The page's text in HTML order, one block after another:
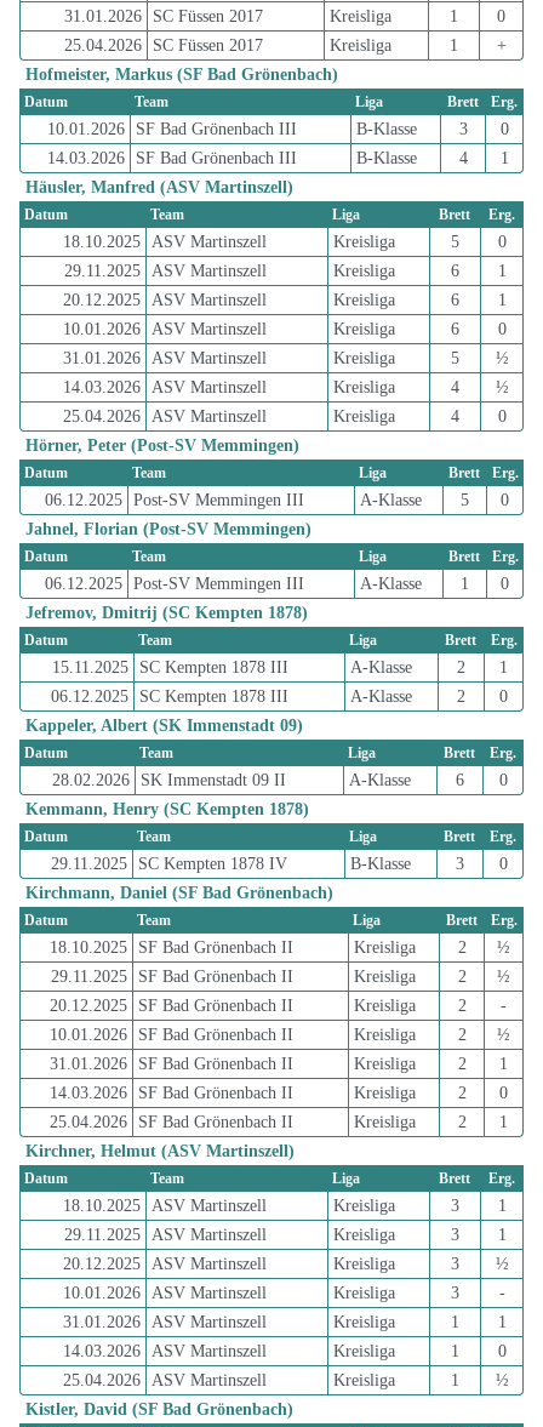
31.01.2026 SC Füssen 2017 Kreisliga 1
0
25.04.2026
SC Füssen 2017 Kreisliga 1
+
Hofmeister, Markus (SF Bad Grönenbach)
Datum Team Liga Brett Erg.
10.01.2026 SF Bad Grönenbach III B-Klasse 3
0
14.03.2026
SF Bad Grönenbach III B-Klasse 4
1
Häusler, Manfred (ASV Martinszell)
Datum Team Liga Brett Erg.
18.10.2025 ASV Martinszell Kreisliga 5
0
29.11.2025 ASV Martinszell Kreisliga 6
1
20.12.2025 ASV Martinszell Kreisliga 6
1
10.01.2026 ASV Martinszell Kreisliga 6
0
31.01.2026 ASV Martinszell Kreisliga 5
½
14.03.2026 ASV Martinszell Kreisliga 4
½
25.04.2026 ASV Martinszell Kreisliga 4
0
Hörner, Peter (Post-SV Memmingen)
Datum Team Liga Brett Erg.
06.12.2025 Post-SV Memmingen III A-Klasse 5
0
Jahnel, Florian (Post-SV Memmingen)
Datum Team Liga Brett Erg.
06.12.2025 Post-SV Memmingen III A-Klasse 1
0
Jefremov, Dmitrij (SC Kempten 1878)
Datum Team Liga Brett Erg.
15.11.2025 SC Kempten 1878 III A-Klasse 2
1
06.12.2025
SC Kempten 1878 III A-Klasse 2
0
Kappeler, Albert (SK Immenstadt 09)
Datum Team Liga Brett Erg.
28.02.2026 SK Immenstadt 09 II A-Klasse 6
0
Kemmann, Henry (SC Kempten 1878)
Datum Team Liga Brett Erg.
29.11.2025 SC Kempten 1878 IV B-Klasse 3
0
Kirchmann, Daniel (SF Bad Grönenbach)
Datum Team Liga Brett Erg.
18.10.2025 SF Bad Grönenbach II Kreisliga 2
½
29.11.2025
SF Bad Grönenbach II Kreisliga 2
½
20.12.2025
SF Bad Grönenbach II Kreisliga 2
-
10.01.2026
SF Bad Grönenbach II Kreisliga 2
½
31.01.2026
SF Bad Grönenbach II Kreisliga 2
1
14.03.2026
SF Bad Grönenbach II Kreisliga 2
0
25.04.2026
SF Bad Grönenbach II Kreisliga 2
1
Kirchner, Helmut (ASV Martinszell)
Datum Team Liga Brett Erg.
18.10.2025 ASV Martinszell Kreisliga 3
1
29.11.2025 ASV Martinszell Kreisliga 3
1
20.12.2025 ASV Martinszell Kreisliga 3
½
10.01.2026 ASV Martinszell Kreisliga 3
-
31.01.2026 ASV Martinszell Kreisliga 1
1
14.03.2026 ASV Martinszell Kreisliga 1
0
25.04.2026 ASV Martinszell Kreisliga 1
½
Kistler, David (SF Bad Grönenbach)